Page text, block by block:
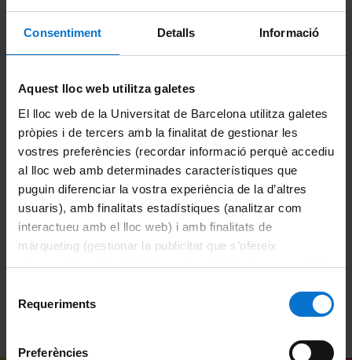
Consentiment Detalls Informació
Aquest lloc web utilitza galetes
El lloc web de la Universitat de Barcelona utilitza galetes
pròpies i de tercers amb la finalitat de gestionar les
vostres preferències (recordar informació perquè accediu
al lloc web amb determinades característiques que
puguin diferenciar la vostra experiència de la d’altres
usuaris), amb finalitats estadístiques (analitzar com
interactueu amb el lloc web) i amb finalitats de
màrqueting (gestionar la publicitat que s’ofereix
adequant-la en funció dels vostres hàbits de navegació).
consultar laPolítica de galetes del lloc web de la
Requeriments
Preferències
Jornadas de Psicología y Ley (3as : 2014)
Universitat de Barcelona
Facultat de Psicologia
Ruiz Palacios, Raquel
psicologia forense
congressos
assessorament psicològic